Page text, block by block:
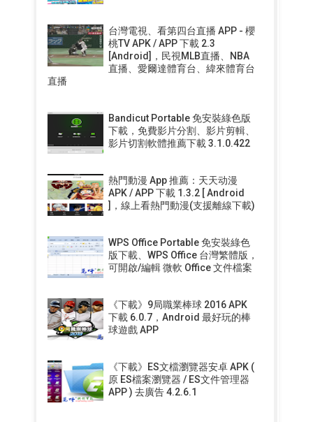
台灣電視、看第四台直播 APP - 櫻
桃TV APK / APP 下載 2.3
[Android]，民視MLB直播、NBA
直播、愛爾達體育台、緯來體育台
直播
Bandicut Portable 免安裝綠色版
下載，免費影片分割、影片剪輯、
影片切割軟體推薦下載 3.1.0.422
熱門動漫 App 推薦：天天动漫
APK / APP 下載 1.3.2 [ Android
]，線上看熱門動漫(支援離線下載)
WPS Office Portable 免安裝綠色
版下載、WPS Office 台灣繁體版，
可開啟/編輯 微軟 Office 文件檔案
《下載》9局職業棒球 2016 APK
下載 6.0.7，Android 最好玩的棒
球遊戲 APP
《下載》ES文檔瀏覽器安卓 APK (
原 ES檔案瀏覽器 / ES文件管理器
APP ) 去廣告 4.2.6.1